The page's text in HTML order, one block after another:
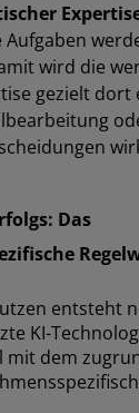
wird die
gezielt dort
Das
entsteht
KI-
mit dem